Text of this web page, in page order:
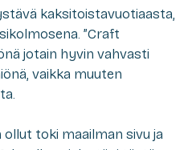
kaksitoistavuotiaasta,
”Craft
jotain hyvin vahvasti
vaikka muuten
toki maailman sivu ja